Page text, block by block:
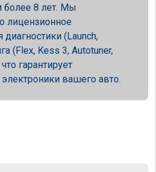
8 лет. Мы
лицензионное
(Launch,
(Flex, Kess 3, Autotuner,
гарантирует
вашего авто.